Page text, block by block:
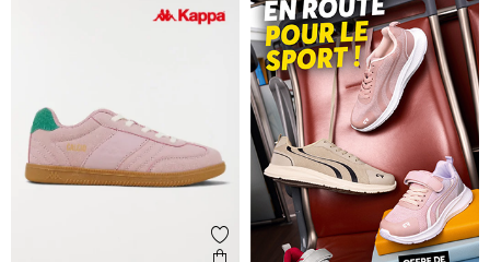
Ajouter aux favoris